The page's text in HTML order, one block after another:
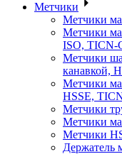
Метчики
Метчики
Метчики
ISO, TICN-
Метчики
канавкой,
Метчики
HSSE,
Метчики
Метчики
Метчики
Держатель